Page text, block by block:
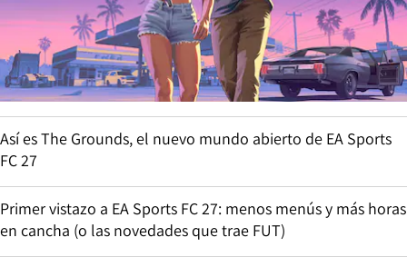
Así es The Grounds, el nuevo mundo abierto de EA Sports
FC 27
Primer vistazo a EA Sports FC 27: menos menús y más horas
en cancha (o las novedades que trae FUT)